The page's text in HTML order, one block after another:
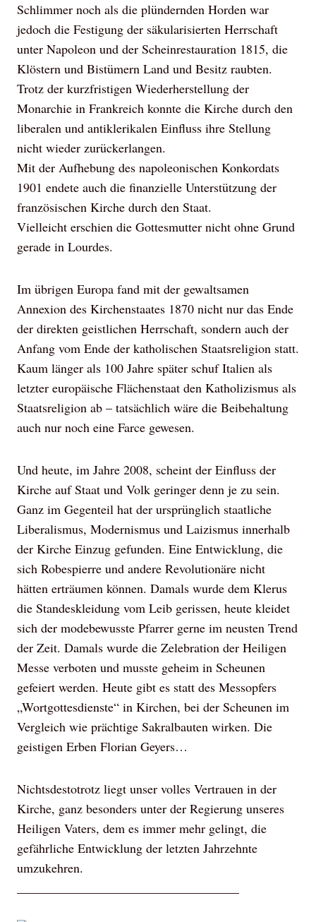
Schlimmer noch als die plündernden Horden war
jedoch die Festigung der säkularisierten Herrschaft
unter Napoleon und der Scheinrestauration 1815, die
Klöstern und Bistümern Land und Besitz raubten.
Trotz der kurzfristigen Wiederherstellung der
Monarchie in Frankreich konnte die Kirche durch den
liberalen und antiklerikalen Einfluss ihre Stellung
nicht wieder zurückerlangen.
Mit der Aufhebung des napoleonischen Konkordats
1901 endete auch die finanzielle Unterstützung der
französischen Kirche durch den Staat.
Vielleicht erschien die Gottesmutter nicht ohne Grund
gerade in Lourdes.
Im übrigen Europa fand mit der gewaltsamen
Annexion des Kirchenstaates 1870 nicht nur das Ende
der direkten geistlichen Herrschaft, sondern auch der
Anfang vom Ende der katholischen Staatsreligion statt.
Kaum länger als 100 Jahre später schuf Italien als
letzter europäische Flächenstaat den Katholizismus als
Staatsreligion ab – tatsächlich wäre die Beibehaltung
auch nur noch eine Farce gewesen.
Und heute, im Jahre 2008, scheint der Einfluss der
Kirche auf Staat und Volk geringer denn je zu sein.
Ganz im Gegenteil hat der ursprünglich staatliche
Liberalismus, Modernismus und Laizismus innerhalb
der Kirche Einzug gefunden. Eine Entwicklung, die
sich Robespierre und andere Revolutionäre nicht
hätten erträumen können. Damals wurde dem Klerus
die Standeskleidung vom Leib gerissen, heute kleidet
sich der modebewusste Pfarrer gerne im neusten Trend
der Zeit. Damals wurde die Zelebration der Heiligen
Messe verboten und musste geheim in Scheunen
gefeiert werden. Heute gibt es statt des Messopfers
„Wortgottesdienste“ in Kirchen, bei der Scheunen im
Vergleich wie prächtige Sakralbauten wirken. Die
geistigen Erben Florian Geyers…
Nichtsdestotrotz liegt unser volles Vertrauen in der
Kirche, ganz besonders unter der Regierung unseres
Heiligen Vaters, dem es immer mehr gelingt, die
gefährliche Entwicklung der letzten Jahrzehnte
umzukehren.